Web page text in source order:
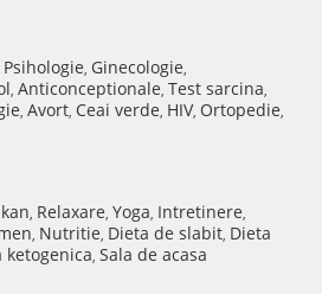
Psihologie, Ginecologie,
, Anticonceptionale, Test sarcina,
, Avort, Ceai verde, HIV, Ortopedie,
, Relaxare, Yoga, Intretinere,
, Nutritie, Dieta de slabit, Dieta
ketogenica, Sala de acasa